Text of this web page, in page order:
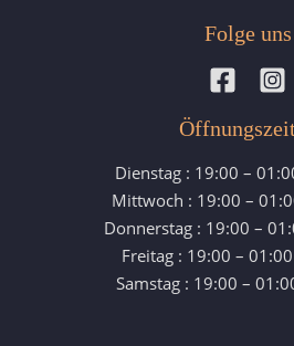
Folge uns
Dienstag : 19:00 –
Mittwoch : 19:00 –
Donnerstag : 19:00 –
Freitag : 19:00 –
Samstag : 19:00 –